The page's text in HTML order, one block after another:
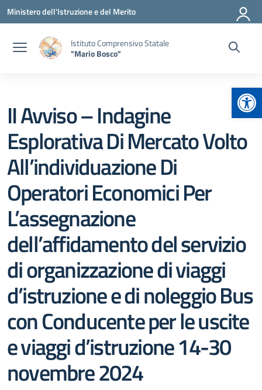
Vai ai contenuti
Vai al menu di navigazione
Vai al footer
Ministero dell'Istruzione e del Merito
Istituto Comprensivo Statale
"Mario Bosco"
II Avviso – Indagine
Esplorativa Di Mercato Volto
All’individuazione Di
Operatori Economici Per
L’assegnazione
dell’affidamento del servizio
di organizzazione di viaggi
d’istruzione e di noleggio Bus
con Conducente per le uscite
e viaggi d’istruzione 14-30
novembre 2024